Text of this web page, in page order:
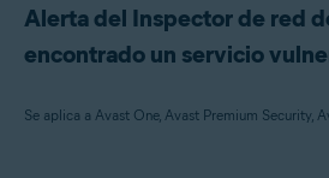
Alerta del Inspector de red
encontrado un servicio